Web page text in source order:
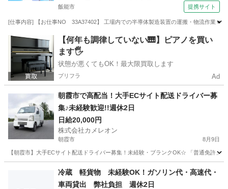
飯能市 提携サイト
[仕事内容] 【お仕事NO 33A37402】 工場内での半導体製造装置の運搬・物流作業 ■
埼玉 飯能市 その他
【何年も調律していない🎹】ピアノを買い
ます🖐️
状態が悪くてもOK！最大限買取します
プリフラ Ad
朝霞市で高配当！大手ECサイト配送ドライバー募
集♪未経験歓迎!!週休2日
日給20,000円
株式会社カメレオン
朝霞市 8月9日
【朝霞市】大手ECサイト配送ドライバー募集！未経験・ブランクOK☆ 「普通免許
ドライバー 積み込み
冷蔵 軽貨物 未経験OK！ガソリン代・高速代・
車両貸出 弊社負担 週休2日